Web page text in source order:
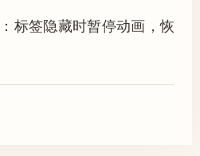
：标签隐藏时暂停动画，恢